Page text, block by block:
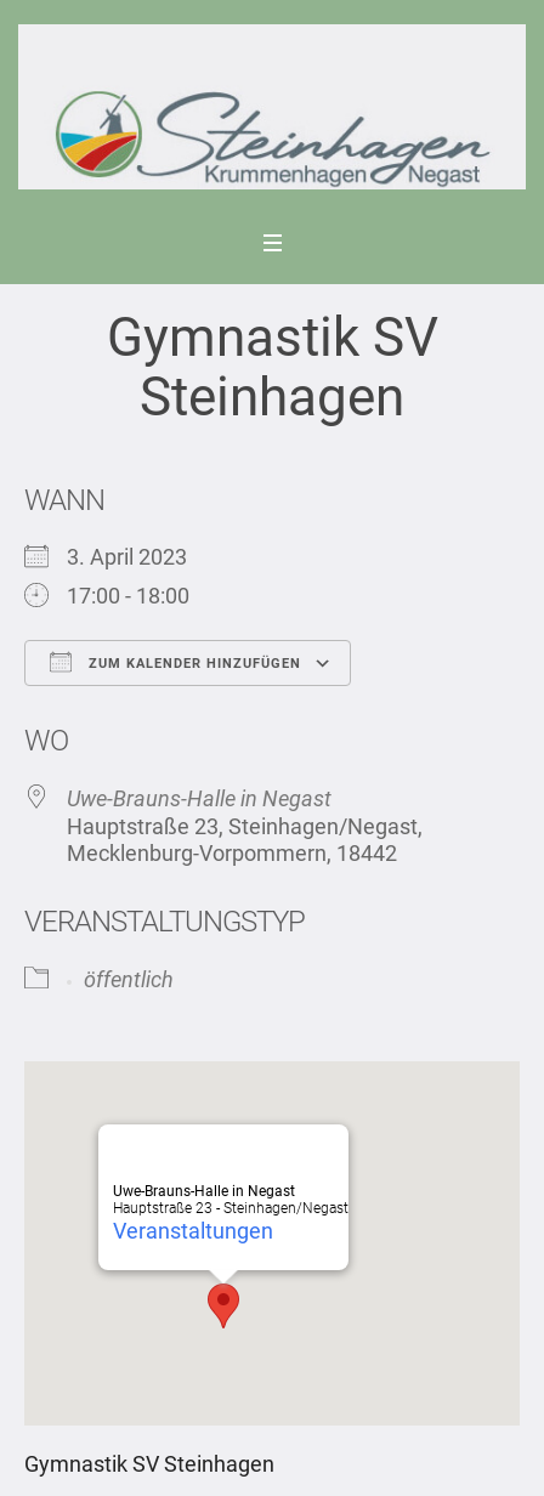
Gymnastik SV
Steinhagen
WANN
3. April 2023
17:00 - 18:00
ZUM KALENDER HINZUFÜGEN
WO
Uwe-Brauns-Halle in Negast
Hauptstraße 23, Steinhagen/Negast,
Mecklenburg-Vorpommern, 18442
VERANSTALTUNGSTYP
öffentlich
Uwe-Brauns-Halle in Negast
Hauptstraße 23 - Steinhagen/Negast
Veranstaltungen
Gymnastik SV Steinhagen